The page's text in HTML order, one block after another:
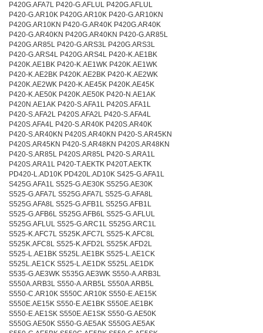
P420G.AFA7L P420-G.AFLUL P420G.AFLUL
P420-G.AR10K P420G.AR10K P420-G.AR10KN
P420G.AR10KN P420-G.AR40K P420G.AR40K
P420-G.AR40KN P420G.AR40KN P420-G.AR85L
P420G.AR85L P420-G.ARS3L P420G.ARS3L
P420-G.ARS4L P420G.ARS4L P420-K.AE1BK
P420K.AE1BK P420-K.AE1WK P420K.AE1WK
P420-K.AE2BK P420K.AE2BK P420-K.AE2WK
P420K.AE2WK P420-K.AE45K P420K.AE45K
P420-K.AE50K P420K.AE50K P420-N.AE1AK
P420N.AE1AK P420-S.AFA1L P420S.AFA1L
P420-S.AFA2L P420S.AFA2L P420-S.AFA4L
P420S.AFA4L P420-S.AR40K P420S.AR40K
P420-S.AR40KN P420S.AR40KN P420-S.AR45KN
P420S.AR45KN P420-S.AR48KN P420S.AR48KN
P420-S.AR85L P420S.AR85L P420-S.ARA1L
P420S.ARA1L P420-T.AEKTK P420T.AEKTK
PD420-L.AD10K PD420L.AD10K S425-G.AFA1L
S425G.AFA1L S525-G.AE30K S525G.AE30K
S525-G.AFA7L S525G.AFA7L S525-G.AFA8L
S525G.AFA8L S525-G.AFB1L S525G.AFB1L
S525-G.AFB6L S525G.AFB6L S525-G.AFLUL
S525G.AFLUL S525-G.ARC1L S525G.ARC1L
S525-K.AFC7L S525K.AFC7L S525-K.AFC8L
S525K.AFC8L S525-K.AFD2L S525K.AFD2L
S525-L.AE1BK S525L.AE1BK S525-L.AE1CK
S525L.AE1CK S525-L.AE1DK S525L.AE1DK
S535-G.AE3WK S535G.AE3WK S550-A.ARB3L
S550A.ARB3L S550-A.ARB5L S550A.ARB5L
S550-C.AR10K S550C.AR10K S550-E.AE15K
S550E.AE15K S550-E.AE1BK S550E.AE1BK
S550-E.AE1SK S550E.AE1SK S550-G.AE50K
S550G.AE50K S550-G.AE5AK S550G.AE5AK